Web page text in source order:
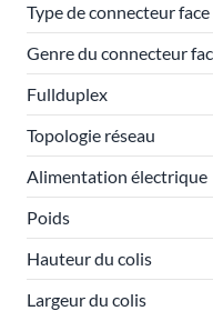
Type de connecteur face
Genre du connecteur
Fullduplex
Topologie réseau
Alimentation électrique
Poids
Hauteur du colis
Largeur du colis